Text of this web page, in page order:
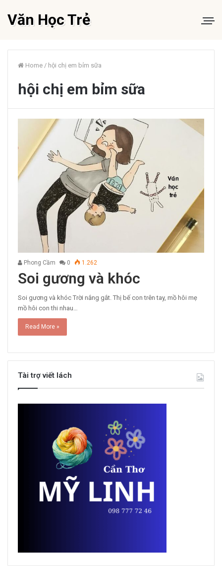
Văn Học Trẻ
Home / hội chị em bỉm sữa
hội chị em bỉm sữa
Phong Cầm 0 1.262
Soi gương và khóc
Soi gương và khóc Trời nắng gắt. Thị bế con trên tay, mồ hôi mẹ
mồ hôi con thi nhau…
Read More »
Tài trợ viết lách